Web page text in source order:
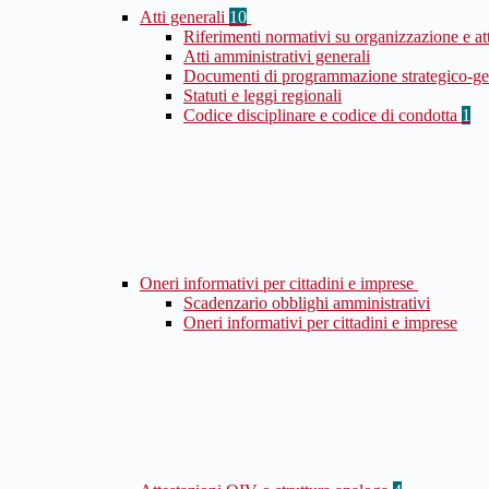
Atti generali 10
Riferimenti normativi su organizzazione e
Atti amministrativi generali
Documenti di programmazione strategico-
Statuti e leggi regionali
Codice disciplinare e codice di condotta 1
Oneri informativi per cittadini e imprese
Scadenzario obblighi amministrativi
Oneri informativi per cittadini e imprese